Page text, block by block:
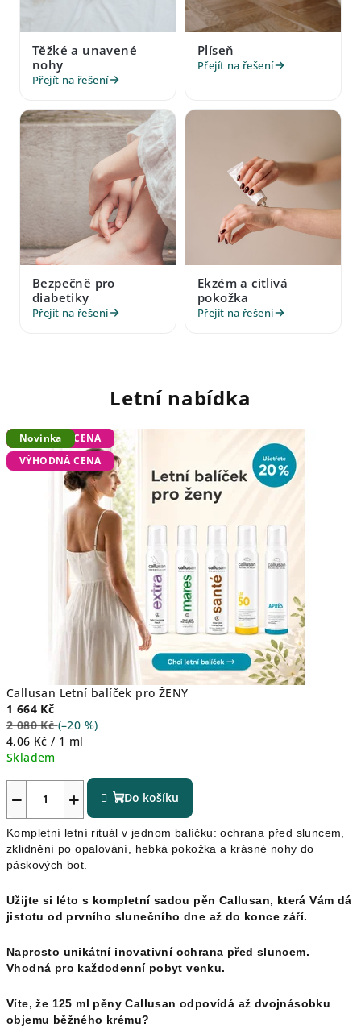
Těžké a unavené
nohy
Přejít na řešení
Plíseň
Přejít na řešení
Bezpečně pro
diabetiky
Přejít na řešení
Ekzém a citlivá
pokožka
Přejít na řešení
Letní nabídka
VÝHODNÁ CENA
Callusan Letní balíček pro ŽENY
1 664 Kč
2 080 Kč (–20 %)
Měrná
cena:
4,06 Kč / 1 ml
Skladem
+
− Do košíku
Kompletní letní rituál v jednom balíčku: ochrana před sluncem,
zklidnění po opalování, hebká pokožka a krásné nohy do
páskových bot.
Užijte si léto s kompletní sadou pěn Callusan, která Vám dá
jistotu od prvního slunečního dne až do konce září.
Naprosto unikátní inovativní ochrana před sluncem.
Vhodná pro každodenní pobyt venku.
Víte, že 125 ml pěny Callusan odpovídá až dvojnásobku
objemu běžného krému?
VÝHODNÁ CENA
Novinka
VÝHODNÁ CENA